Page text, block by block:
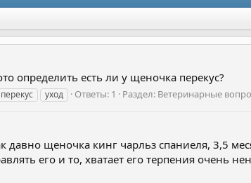
определить есть ли у щеночка перекус?
перекус уход Ответы: 1 Раздел: Ветеринарные
давно щеночка кинг чарльз спаниеля, 3,5
его и то, хватает его терпения очень